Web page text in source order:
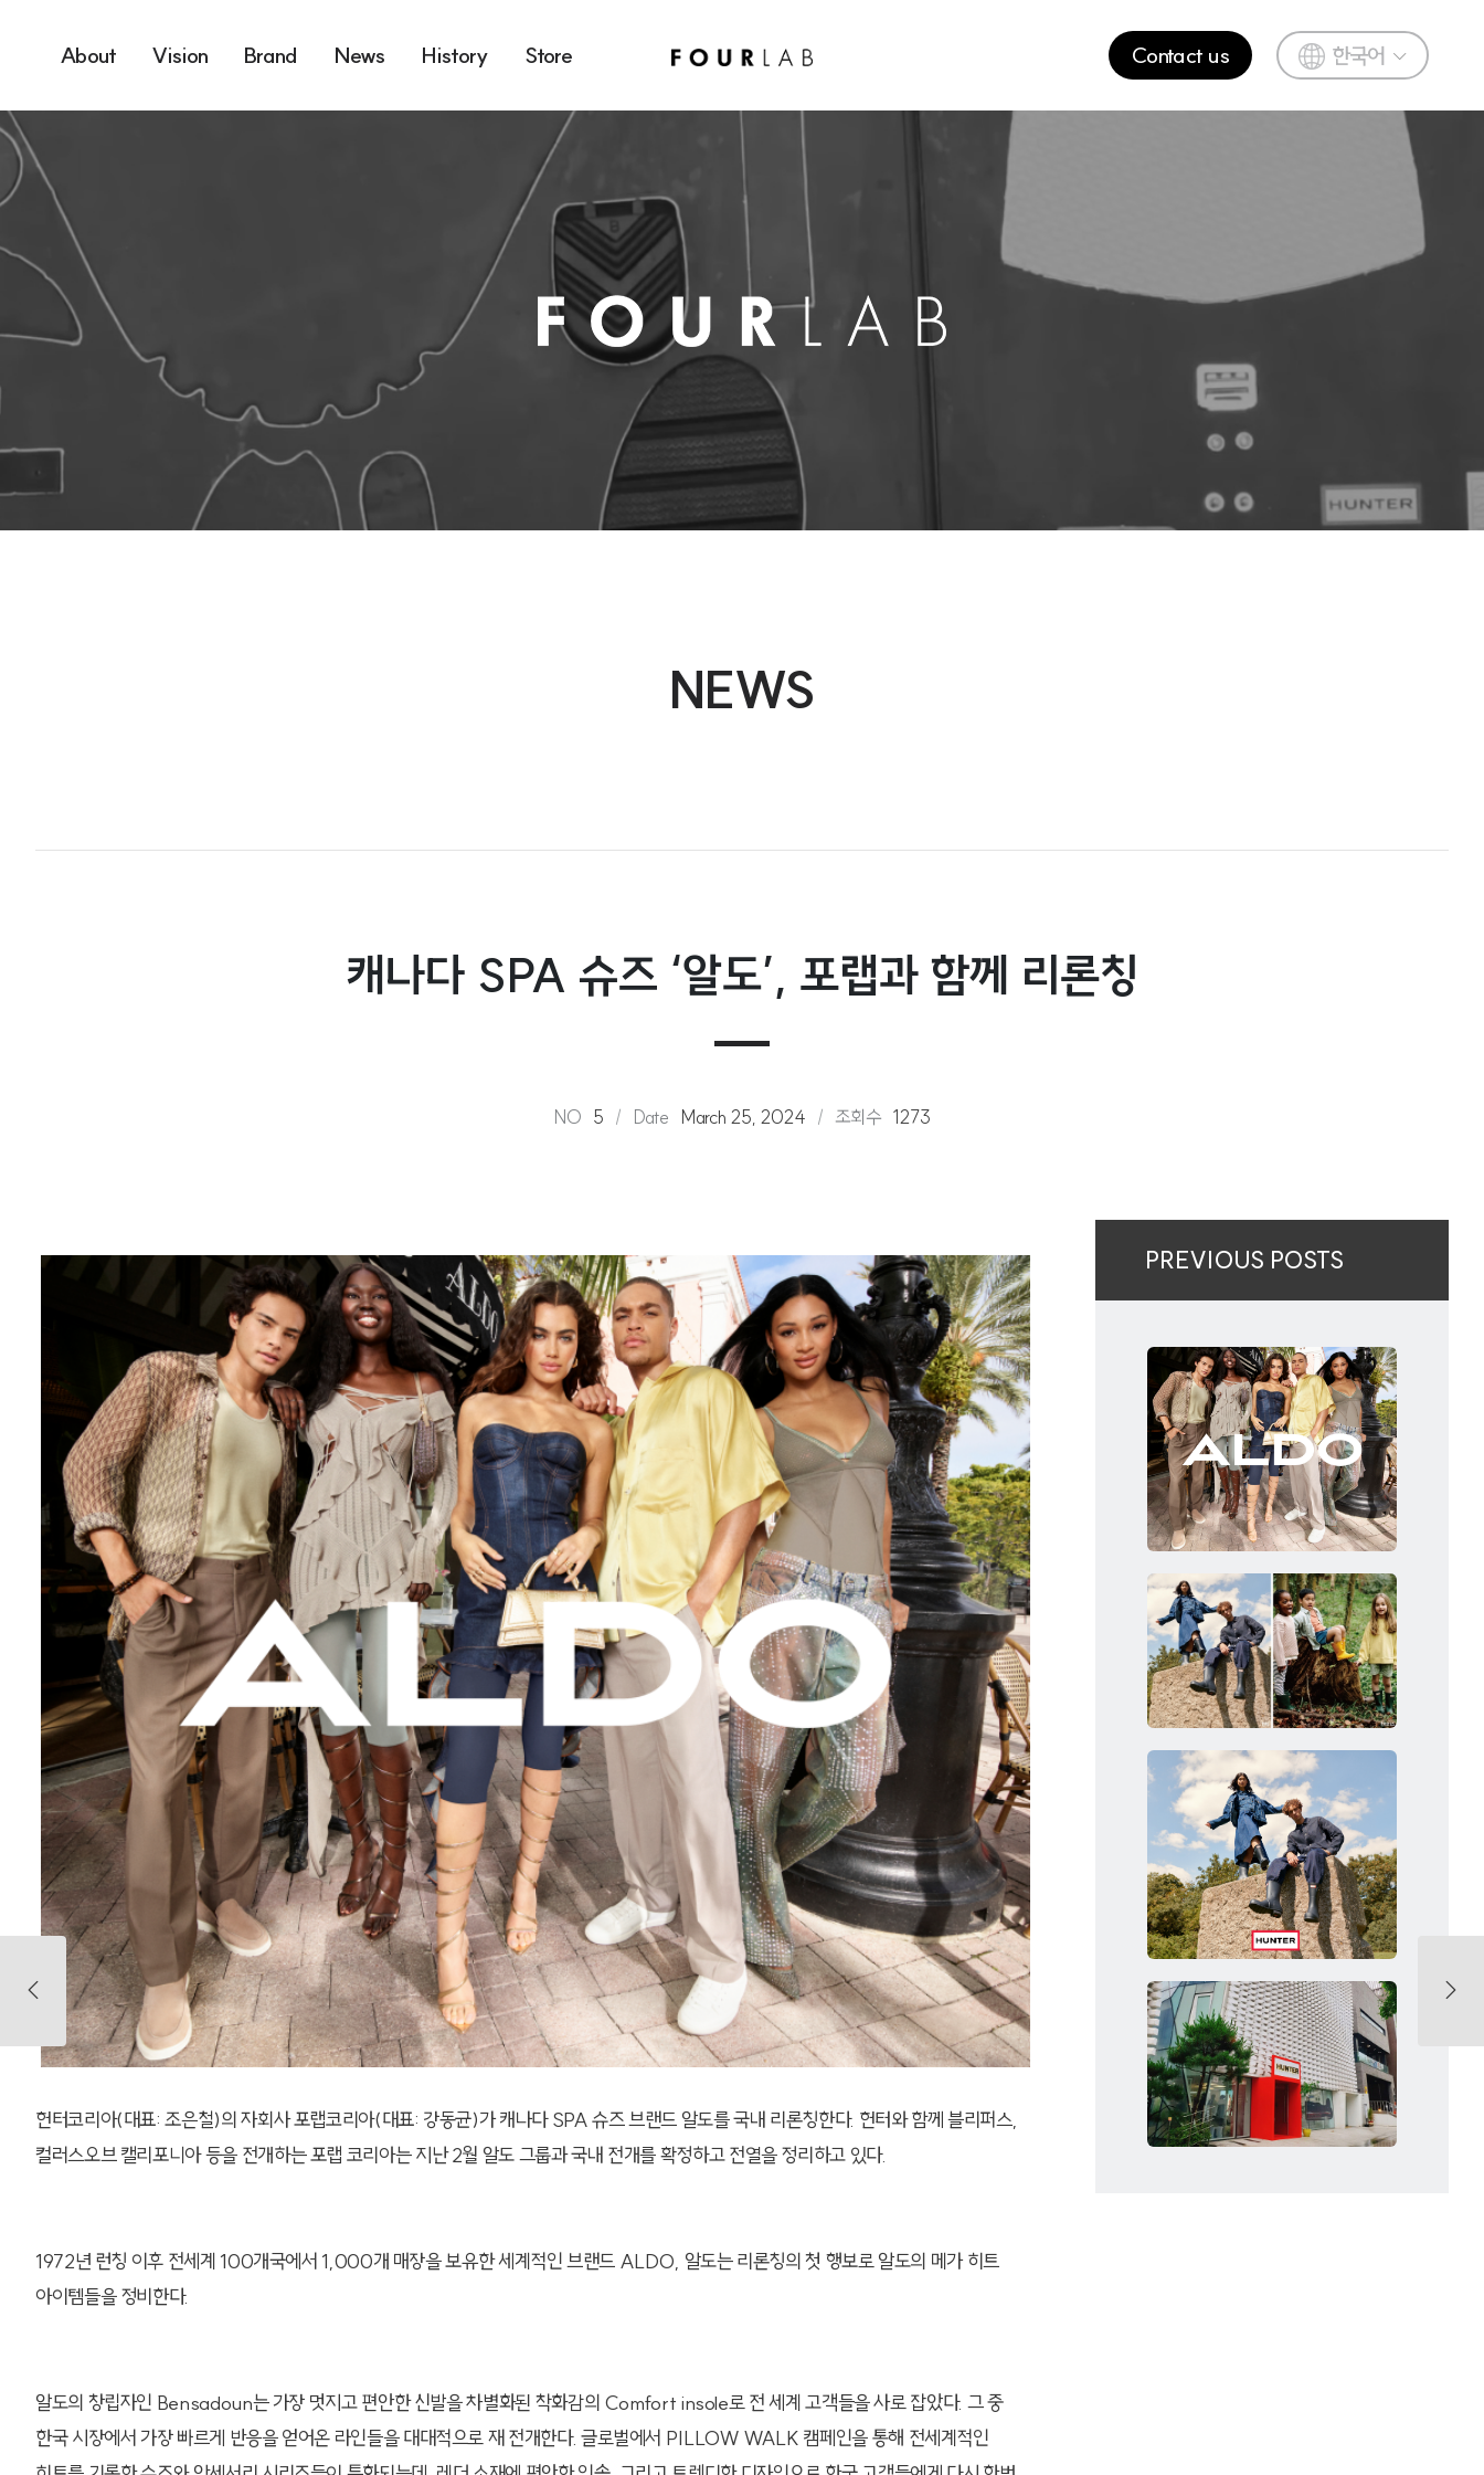
About Vision Brand News History Store Contact us
한국어
NEWS
캐나다 SPA 슈즈 ‘알도’, 포랩과 함께 리론칭
NO 5 Date March 25, 2024 조회수 1273
헌터코리아(대표: 조은철)의 자회사 포랩코리아(대표: 강동균)가 캐나다 SPA 슈즈 브랜드 알도를 국내 리론칭한다. 헌터와 함께 블리퍼스,
컬러스오브 캘리포니아 등을 전개하는 포랩 코리아는 지난 2월 알도 그룹과 국내 전개를 확정하고 전열을 정리하고 있다.
1972년 런칭 이후 전세계 100개국에서 1,000개 매장을 보유한 세계적인 브랜드 ALDO, 알도는 리론칭의 첫 행보로 알도의 메가 히트
아이템들을 정비한다.
알도의 창립자인 Bensadoun는 가장 멋지고 편안한 신발을 차별화된 착화감의 Comfort insole로 전 세계 고객들을 사로 잡았다. 그 중
한국 시장에서 가장 빠르게 반응을 얻어온 라인들을 대대적으로 재 전개한다. 글로벌에서 PILLOW WALK 캠페인을 통해 전세계적인
PREVIOUS POSTS